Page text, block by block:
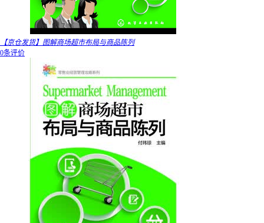
【京仓发货】图解商场超市布局与商品陈列
0条评价